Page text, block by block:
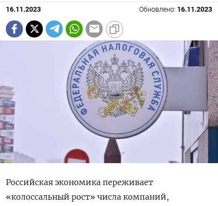
16.11.2023 Обновлено: 16.11.2023
Российская экономика переживает
«колоссальный рост» числа компаний,